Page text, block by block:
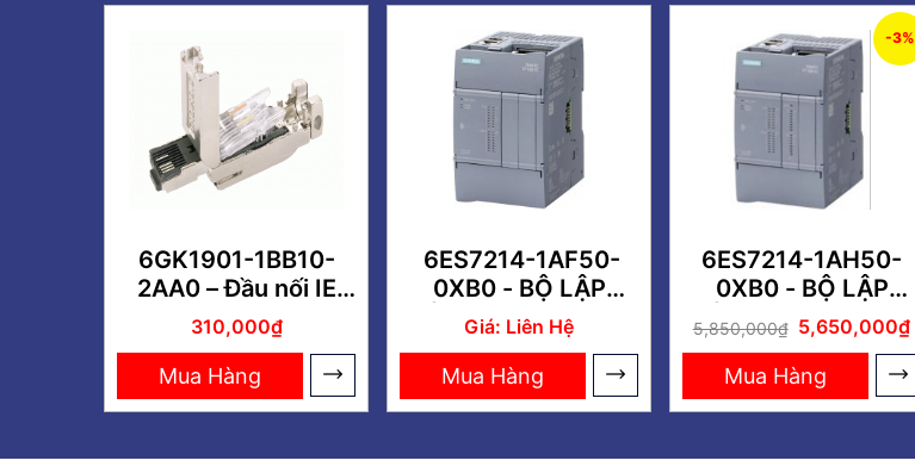
6GK1901-1BB10-
2AA0 – Đầu nối IE
FastConnect RJ45
plug
310,000₫
Mua Hàng
6ES7214-1AF50-
0XB0 - BỘ LẬP
TRÌNH CPU S7-1200
G2 1214FC
DC/DC/DC
Giá: Liên Hệ
Mua Hàng
-3%
6ES7214-1AH50-
0XB0 - BỘ LẬP
TRÌNH CPU S7-1200
G2 1214C DC/DC/DC
5,850,000₫ 5,650,000₫
Mua Hàng